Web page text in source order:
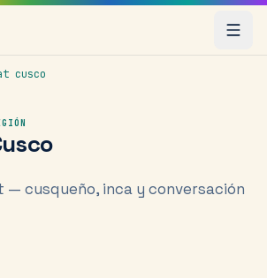
principal
cusco
— cusqueño, inca y conversación